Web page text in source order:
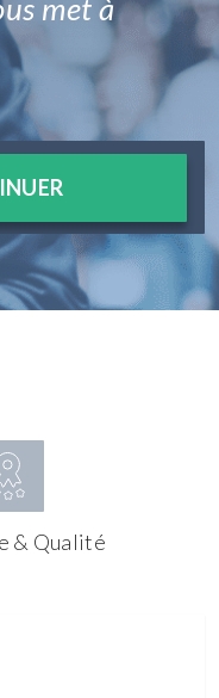
met à
& Qualité